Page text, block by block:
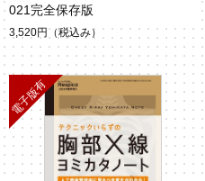
021完全保存版
3,520円 （税込み）